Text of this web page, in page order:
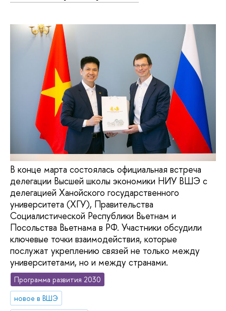
В конце марта состоялась официальная встреча
делегации Высшей школы экономики НИУ ВШЭ с
делегацией Ханойского государственного
университета (ХГУ), Правительства
Социалистической Республики Вьетнам и
Посольства Вьетнама в РФ. Участники обсудили
ключевые точки взаимодействия, которые
послужат укреплению связей не только между
университетами, но и между странами.
Программа развития 2030
новое в ВШЭ